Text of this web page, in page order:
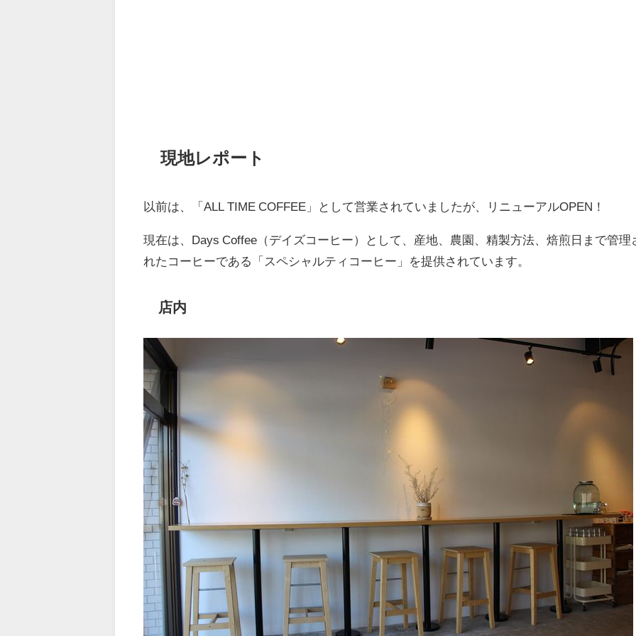
現地レポート
以前は、「ALL TIME COFFEE」として営業されていましたが、リニューアルOPEN！
現在は、Days Coffee（デイズコーヒー）として、産地、農園、精製方法、焙煎日まで管理
れたコーヒーである「スペシャルティコーヒー」を提供されています。
店内